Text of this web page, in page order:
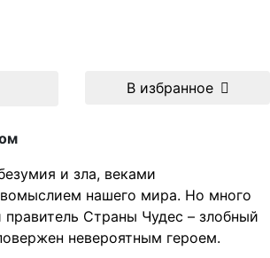
В избранное
и зла, веками
нашего мира. Но много
Страны Чудес – злобный
невероятным героем.